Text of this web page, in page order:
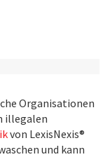
Organisationen
illegalen
von LexisNexis®
und kann